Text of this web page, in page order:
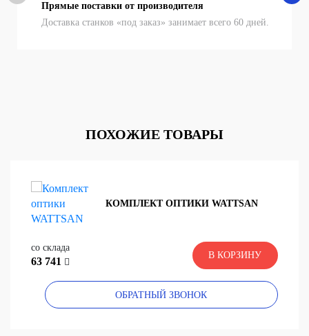
Прямые поставки от производителя
Доставка станков «под заказ» занимает всего 60 дней.
ПОХОЖИЕ ТОВАРЫ
КОМПЛЕКТ ОПТИКИ WATTSAN
со склада
63 741
В КОРЗИНУ
ОБРАТНЫЙ ЗВОНОК